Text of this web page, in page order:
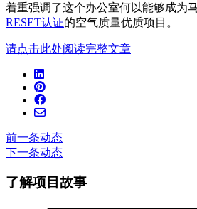
着重强调了这个办公室何以能够成为
RESET认证的空气质量优质项目。
请点击此处阅读完整文章
前一条动态
下一条动态
了解项目故事